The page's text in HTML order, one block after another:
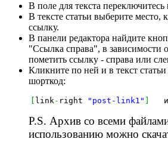
В поле для текста переключитесь
В тексте статьи выберите место,
ссылку.
В панели редактора найдите
"Ссылка справа", в зависимости
пометить ссылку - справа или
Кликните по ней и в текст статьи
шорткод:
link- right "post-link1"
P.S. Архив со всеми
использованию можно